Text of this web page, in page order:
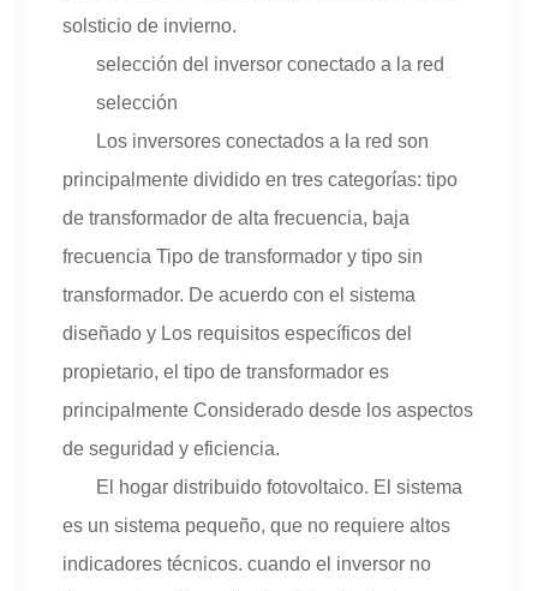
solsticio de invierno.
selección del inversor conectado a la red
selección
Los inversores conectados a la red son
principalmente dividido en tres categorías: tipo
de transformador de alta frecuencia, baja
frecuencia Tipo de transformador y tipo sin
transformador. De acuerdo con el sistema
diseñado y Los requisitos específicos del
propietario, el tipo de transformador es
principalmente Considerado desde los aspectos
de seguridad y eficiencia.
El hogar distribuido fotovoltaico. El sistema
es un sistema pequeño, que no requiere altos
indicadores técnicos. cuando el inversor no